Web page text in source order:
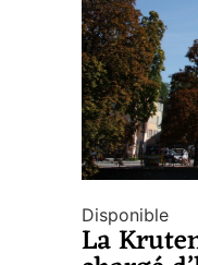
Disponible
La